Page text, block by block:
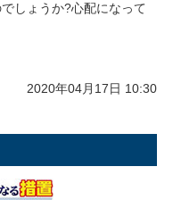
しょうか?心配になって
2020年04月17日 10:30